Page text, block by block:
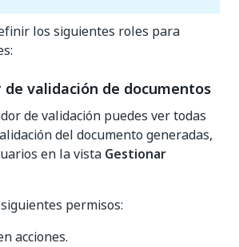
los siguientes roles para
validación de documentos
de validación puedes ver todas
del documento generadas,
en la vista Gestionar
permisos:
acciones.